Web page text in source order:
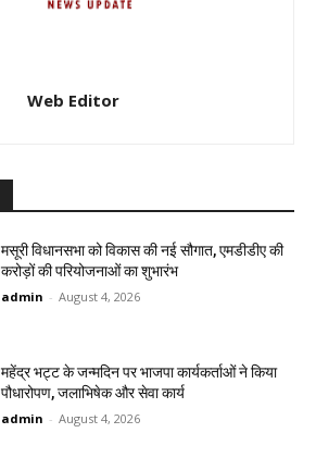
Web Editor
मसूरी विधानसभा को विकास की नई सौगात, एमडीडीए की
करोड़ों की परियोजनाओं का शुभारंभ
admin - August 4, 2026
महेंद्र भट्ट के जन्मदिन पर भाजपा कार्यकर्ताओं ने किया
पौधारोपण, जलाभिषेक और सेवा कार्य
admin - August 4, 2026